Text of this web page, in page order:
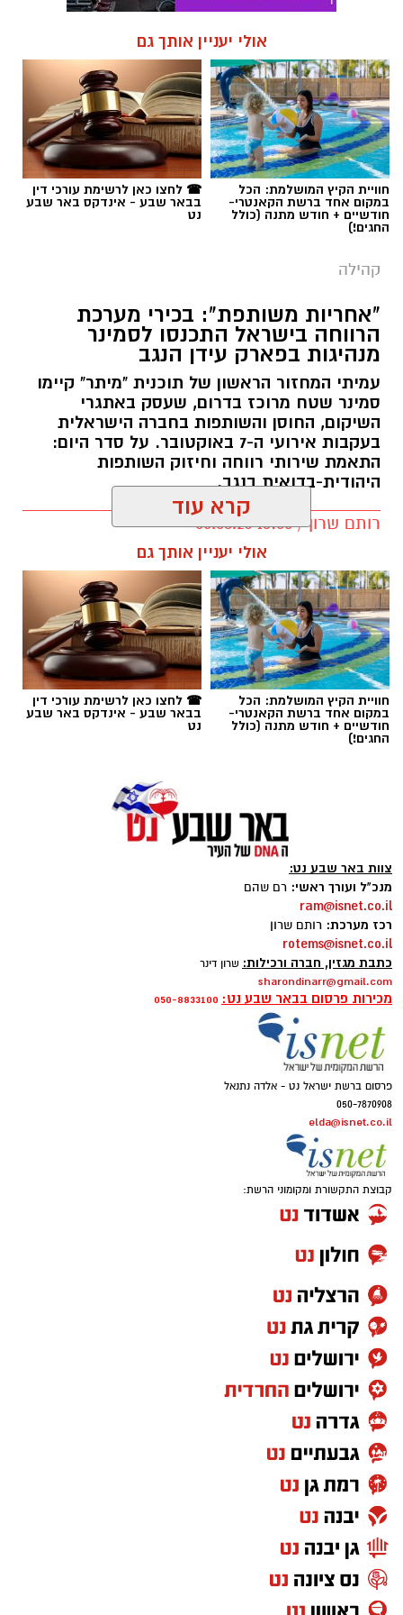
אולי יעניין אותך גם
חוויית הקיץ המושלמת: הכל
במקום אחד ברשת הקאנטרי-
חודשיים + חודש מתנה (כולל
החגים!)
☎ לחצו כאן לרשימת עורכי דין
בבאר שבע - אינדקס באר שבע
נט
קהילה
"אחריות משותפת": בכירי מערכת
הרווחה בישראל התכנסו לסמינר
מנהיגות בפארק עידן הנגב
עמיתי המחזור הראשון של תוכנית "מיתר" קיימו
סמינר שטח מרוכז בדרום, שעסק באתגרי
השיקום, החוסן והשותפות בחברה הישראלית
בעקבות אירועי ה-7 באוקטובר. על סדר היום:
התאמת שירותי רווחה וחיזוק השותפות
היהודית-בדואית בנגב.
רותם שרון / 13:00 05.08.26
תגים:עידן הנגב
קרדיט: צילום פרטי
בכירי שדה הרווחה בישראל התכנסו השבוע
בפארק לתעשייה ישראלית חכמה "עידן הנגב",
לסמינר שטח מרוכז תחת הכותרת "אחריות
משותפת". הסמינר התקיים במסגרת תוכנית "מיתר"
– תוכנית המנהיגות הלאומית המשותפת למשרד
הרווחה והביטחון החברתי, המוסד לביטוח לאומי,
ארגון "מעוז" ואגף עתודות לישראל במשרד ראש
הממשלה.
תוכנית "מיתר" הוקמה במטרה לטפח רשת מנהיגות
רב־מגזרית, הכוללת נציגים מהמגזר הציבורי,
החברתי והעסקי. רשת זו נועדה להוביל שיתופי
פעולה, חדשנות ופתרונות לאתגרים החברתיים
העלייה החדה בביקוש לשירותי רווחה, שחיקת
הצוותים המטפלים והצורך המיידי במענים מותאמים
למציאות המשתנה בשטח.
במהלך הסמינר התמקדו המשתתפים בסוגיות
הליבה של המרחב הדרומי והחברה הישראלית
כולה. בין היתר, נדונו פיתוח כלים מעשיים
להתאמת שירותי הרווחה לאוכלוסיות מגוונות, חיזוק
השותפות בין החברה היהודית לבדואית, וכן ניתוח
השינויים הקהילתיים שחלו בנגב המערבי בעקבות
המלחמה. המטרה המרכזית הייתה הגדרת תפקידה
קרא עוד
אולי יעניין אותך גם
חוויית הקיץ המושלמת: הכל
במקום אחד ברשת הקאנטרי-
חודשיים + חודש מתנה (כולל
החגים!)
☎ לחצו כאן לרשימת עורכי דין
בבאר שבע - אינדקס באר שבע
נט
צוות באר שבע נט:
מנכ"ל ועורך ראשי: רם שהם
ram@isnet.co.il
רכז מערכת: רותם שרון
rotems@isnet.co.il
כתבת מגזין, חברה ורכילות: שרון דינר
sharondinarr@gmail.com
מכירות פרסום בבאר שבע נט: 050-8833100
פרסום ברשת ישראל נט - אלדה נתנאל
050-7870908
elda@isnet.co.il
קבוצת התקשורת ומקומוני הרשת: